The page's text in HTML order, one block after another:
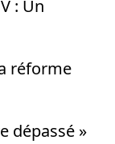
: Un
réforme
dépassé »